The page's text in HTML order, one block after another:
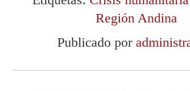
Región Andina
Publicado por